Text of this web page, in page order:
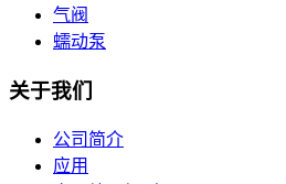
气阀
蠕动泵
关于我们
公司简介
应用